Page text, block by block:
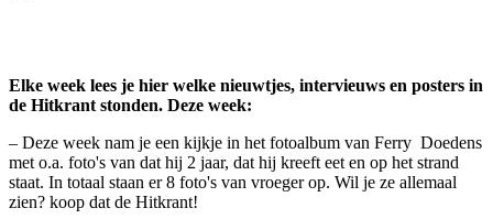
Elke week lees je hier welke nieuwtjes, intervieuws en posters in
de Hitkrant stonden. Deze week:
– Deze week nam je een kijkje in het fotoalbum van Ferry Doedens
met o.a. foto's van dat hij 2 jaar, dat hij kreeft eet en op het strand
staat. In totaal staan er 8 foto's van vroeger op. Wil je ze allemaal
zien? koop dat de Hitkrant!